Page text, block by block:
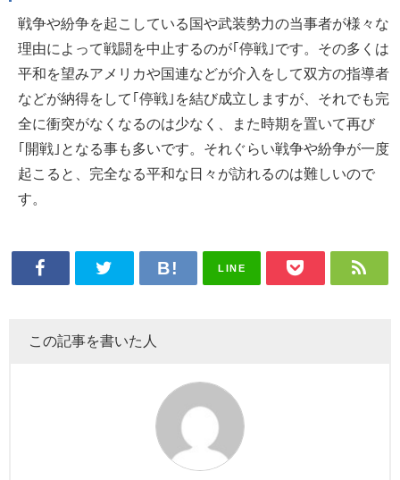
戦争や紛争を起こしている国や武装勢力の当事者が様々な
理由によって戦闘を中止するのが｢停戦｣です。その多くは
平和を望みアメリカや国連などが介入をして双方の指導者
などが納得をして｢停戦｣を結び成立しますが、それでも完
全に衝突がなくなるのは少なく、また時期を置いて再び
｢開戦｣となる事も多いです。それぐらい戦争や紛争が一度
起こると、完全なる平和な日々が訪れるのは難しいので
す。
LINE
この記事を書いた人